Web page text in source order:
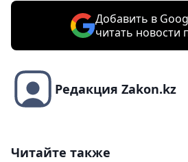
Добавить в
читать новости
Редакция Zakon.kz
Читайте также